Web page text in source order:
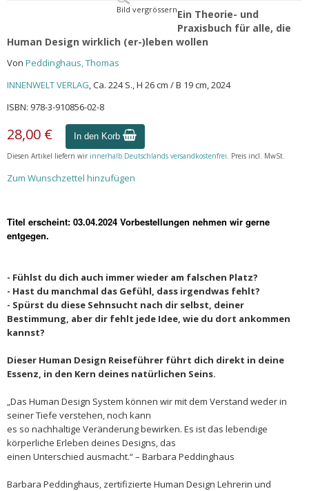
Bild vergrössernEin Theorie- und
Praxisbuch für alle, die
Human Design wirklich (er-)leben wollen
Von Peddinghaus, Thomas
INNENWELT VERLAG, Ca. 224 S., H 26 cm / B 19 cm, 2024
ISBN: 978-3-910856-02-8
28,00 € In den Korb
Diesen Artikel liefern wir innerhalb Deutschlands versandkostenfrei. Preis incl. MwSt.
Zum Wunschzettel hinzufügen
Titel erscheint: 03.04.2024 Vorbestellungen nehmen wir gerne
entgegen.
- Fühlst du dich auch immer wieder am falschen Platz?
- Hast du manchmal das Gefühl, dass irgendwas fehlt?
- Spürst du diese Sehnsucht nach dir selbst, deiner
Bestimmung, aber dir fehlt jede Idee, wie du dort ankommen
kannst?
Dieser Human Design Reiseführer führt dich direkt in deine
Essenz, in den Kern deines natürlichen Seins.
„Das Human Design System können wir mit dem Verstand weder in
seiner Tiefe verstehen, noch kann
es so nachhaltige Veränderung bewirken. Es ist das lebendige
körperliche Erleben deines Designs, das
einen Unterschied ausmacht.“ – Barbara Peddinghaus
Barbara Peddinghaus, zertifizierte Human Design Lehrerin und